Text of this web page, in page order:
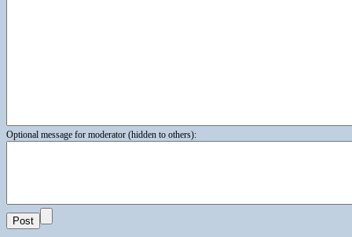
Optional message for moderator (hidden to others):